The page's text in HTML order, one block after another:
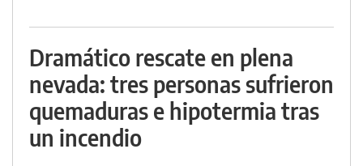
Dramático rescate en plena
nevada: tres personas sufrieron
quemaduras e hipotermia tras
un incendio